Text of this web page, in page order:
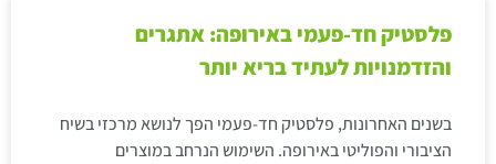
פלסטיק חד-פעמי באירופה: אתגרים
והזדמנויות לעתיד בריא יותר
בשנים האחרונות, פלסטיק חד-פעמי הפך לנושא מרכזי בשיח
הציבורי והפוליטי באירופה. השימוש הנרחב במוצרים